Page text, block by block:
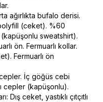
ağırlıkta bufalo derisi.
(ceket). %60
sweatshirt).
ön. Fermuarlı kollar.
Fermuarlı ön
cepler. İç göğüs cebi
cepler (kapüşonlu).
Dış ceket, yastıklı çıtçıtlı